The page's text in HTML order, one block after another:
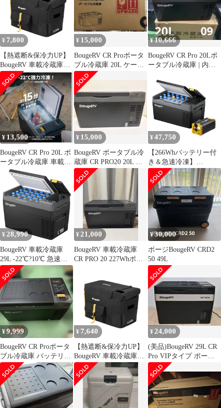
可能な親指流量制御、4
パターン マットブラッ
ク★m 172d21f6
¥ 7,800
【熱遮断&保冷力UP】
BougeRV 車載冷蔵庫バ
ッグ CR Pro 29L専用 収
納ケース 省エネ 防塵防
湿 防撥水 耐摩耗 丸洗
い可能 高耐久設計 多機
能保護カバー 保冷・保
管両用 アウトドア冷蔵
庫用保護カバー 29L
5767ee90
¥ 15,000
BougeRV CR Proポータ
ブル冷蔵庫 20L ケース
付き バッテリー無し
¥10,666
BougeRV CR Pro 20Lポ
ータブル冷蔵庫 | 内蔵
¥ 13,500
BougeRV CR Pro 20L ポ
ータブル冷蔵庫 車載冷
蔵庫 車中泊用
¥ 15,000
BougeRV ポータブル冷
蔵庫 CR PRO20 20L 車
載冷蔵庫 美品
¥ 47,750
【266Whバッテリー付
き＆急速冷凍】
BougeRV ポータブル冷
蔵庫 車載れいぞうこ
20L -22℃?10℃ 急速冷
凍 3WAY電源
DC12V/24V AC100V 車
載冷蔵冷凍庫 クーラー
ボックス 電気式 車載
電動 車に乗せる 静音
大容量 省エts
¥ 28,990
BougeRV 車載冷蔵庫
29L -22℃?10℃ 急速冷
凍 ポータブルれいぞう
こ 【バッテリーは別売
りで、内蔵可能】車載
冷蔵冷凍庫 3WAY電源
DC12V/24V AC100V 大
容量 クーラーボックス
電気式 電動 静音 省エ
ネ 2室 6c30ef2a
¥ 21,000
BougeRV 車載冷蔵庫
CR PRO 20 227Whポー
¥30,000
ボージBougeRV CRD2
50 49L
¥9,999
BougeRV CR Proポータ
ブル冷蔵庫 バッテリー
内蔵可能急速冷凍 20L
¥ 7,640
【熱遮断&保冷力UP】
BougeRV 車載冷蔵庫バ
ッグ CR Pro 29L専用 収
納ケース | 省エネ 防塵
防湿 防撥水 耐摩耗 丸
洗い可能 高耐久設計 多
機能保護カバー 保冷・
¥24,000
(美品)BougeRV 29L CR
Pro VIPタイプ ポータ
ブル冷蔵庫